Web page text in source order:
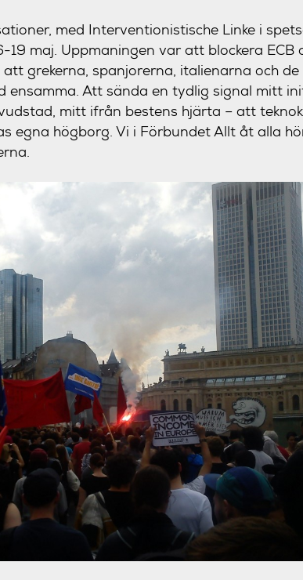
med Interventionistische Linke i
19 maj. Uppmaningen var att blockera ECB
grekerna, spanjorerna, italienarna och
ensamma. Att sända en tydlig signal mitt
mitt ifrån bestens hjärta – att
egna högborg. Vi i Förbundet Allt åt alla